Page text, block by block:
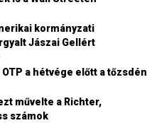
kormányzati
Jászai Gellért
OTP a hétvége előtt a tőzsdén
művelte a Richter,
számok